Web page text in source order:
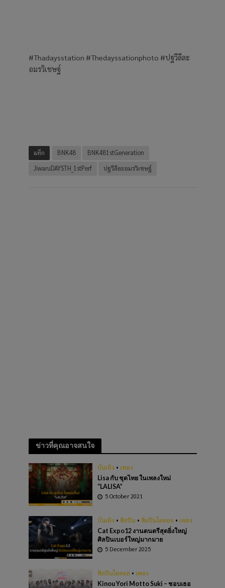
#Thadaysstation #Thedayssationphoto #ปฐวีลีละ
อมรวิเชษฐ์
แท็ก BNK48
BNK481stGeneration
JiwaruDAYSTH_1stPerf
ปฐวีลีละอมรวิเชษฐ์
ข่าวที่คุณอาจสนใจ
บันเทิง • เพลง
Lisa กับ ชุดไทย ในเพลงใหม่
“LALISA”
5 October 2021
บันเทิง • ศิลปิน • ศิลปินไอดอล • เพลง
Cat Expo12 งานดนตรีสุดยิ่งใหญ่
ศิลปินเบอร์ใหญ่มากมาย
5 December 2025
ศิลปินไอดอล • เพลง
Kinou Yori Motto Suki – ชอบเธอ